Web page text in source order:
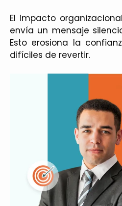
El impacto
envía un mensaje
Esto erosiona la
difíciles de revertir.